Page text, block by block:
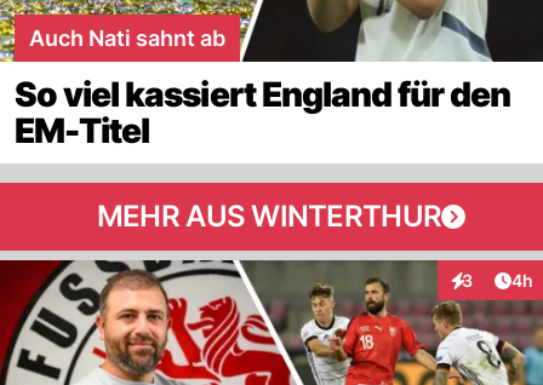
Auch Nati sahnt ab
So viel kassiert England für den
EM-Titel
MEHR AUS WINTERTHUR
3 4h